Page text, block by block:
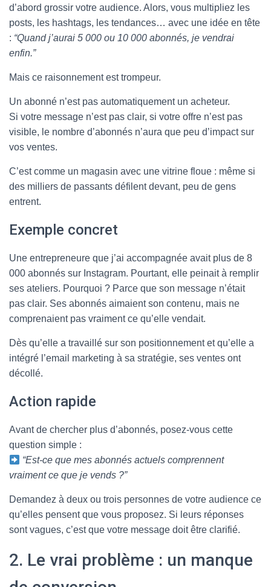
d’abord grossir votre audience. Alors, vous multipliez les
posts, les hashtags, les tendances… avec une idée en tête
: “Quand j’aurai 5 000 ou 10 000 abonnés, je vendrai
enfin.”
Mais ce raisonnement est trompeur.
Un abonné n’est pas automatiquement un acheteur.
Si votre message n’est pas clair, si votre offre n’est pas
visible, le nombre d’abonnés n’aura que peu d’impact sur
vos ventes.
C’est comme un magasin avec une vitrine floue : même si
des milliers de passants défilent devant, peu de gens
entrent.
Exemple concret
Une entrepreneure que j’ai accompagnée avait plus de 8
000 abonnés sur Instagram. Pourtant, elle peinait à remplir
ses ateliers. Pourquoi ? Parce que son message n’était
pas clair. Ses abonnés aimaient son contenu, mais ne
comprenaient pas vraiment ce qu’elle vendait.
Dès qu’elle a travaillé sur son positionnement et qu’elle a
intégré l’email marketing à sa stratégie, ses ventes ont
décollé.
Action rapide
Avant de chercher plus d’abonnés, posez-vous cette
question simple :
“Est-ce que mes abonnés actuels comprennent
vraiment ce que je vends ?”
Demandez à deux ou trois personnes de votre audience ce
qu’elles pensent que vous proposez. Si leurs réponses
sont vagues, c’est que votre message doit être clarifié.
2. Le vrai problème : un manque